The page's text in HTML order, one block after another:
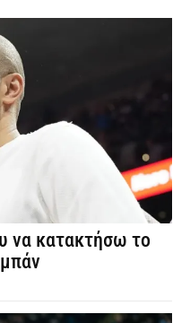
να κατακτήσω το